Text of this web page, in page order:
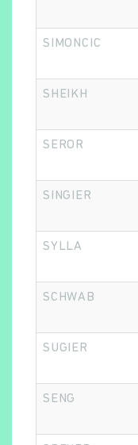
SIMONCIC
SHEIKH
SEROR
SINGIER
SYLLA
SCHWAB
SUGIER
SENG